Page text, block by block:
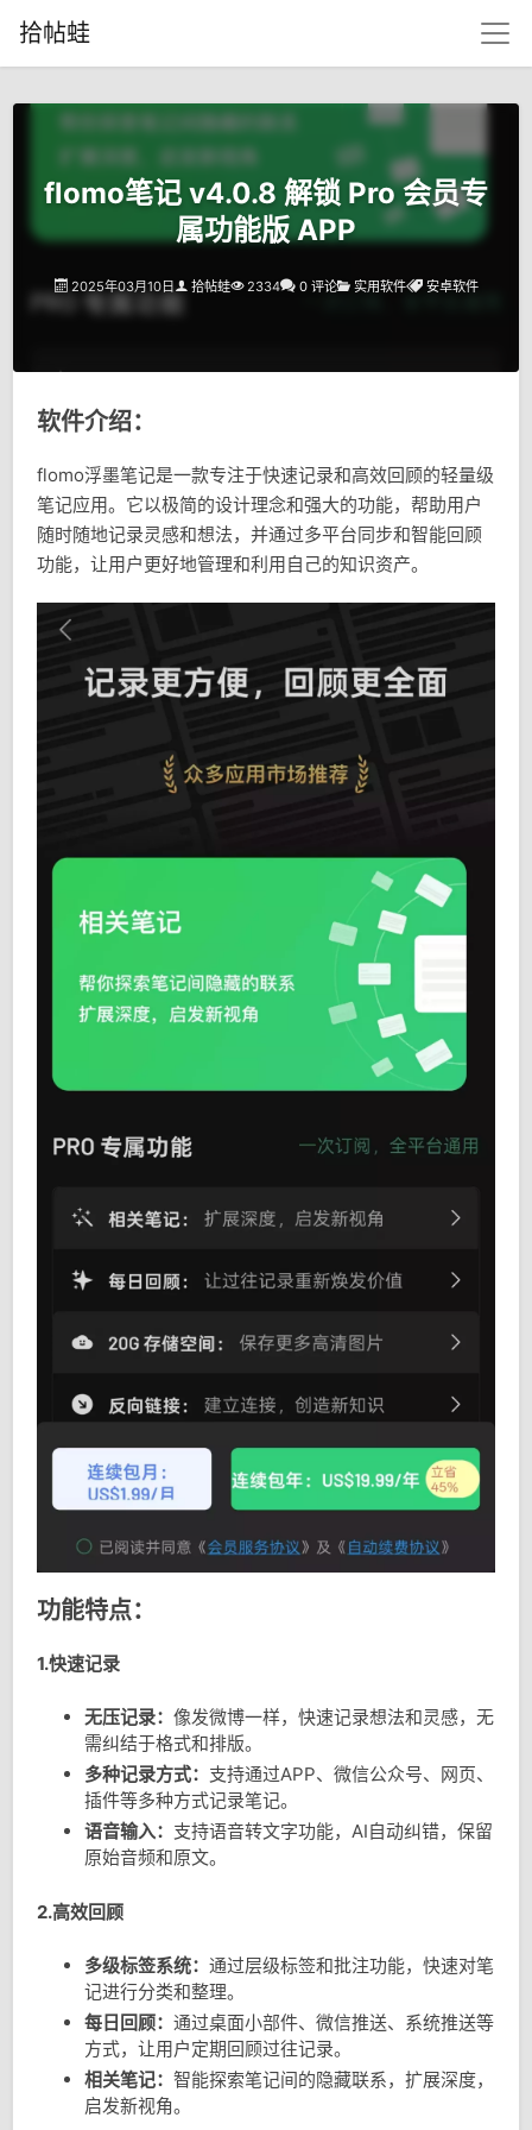
拾帖蛙
flomo笔记 v4.0.8 解锁 Pro 会员专
属功能版 APP
2025年03月10日 拾帖蛙 2334 0 评论 实用软件 安卓软件
软件介绍：
flomo浮墨笔记是一款专注于快速记录和高效回顾的轻量级
笔记应用。它以极简的设计理念和强大的功能，帮助用户
随时随地记录灵感和想法，并通过多平台同步和智能回顾
功能，让用户更好地管理和利用自己的知识资产。
功能特点：
1.快速记录
无压记录： 像发微博一样，快速记录想法和灵感，无
需纠结于格式和排版。
多种记录方式： 支持通过APP、微信公众号、网页、
插件等多种方式记录笔记。
语音输入： 支持语音转文字功能，AI自动纠错，保留
原始音频和原文。
2.高效回顾
多级标签系统： 通过层级标签和批注功能，快速对笔
记进行分类和整理。
每日回顾： 通过桌面小部件、微信推送、系统推送等
方式，让用户定期回顾过往记录。
相关笔记： 智能探索笔记间的隐藏联系，扩展深度，
启发新视角。